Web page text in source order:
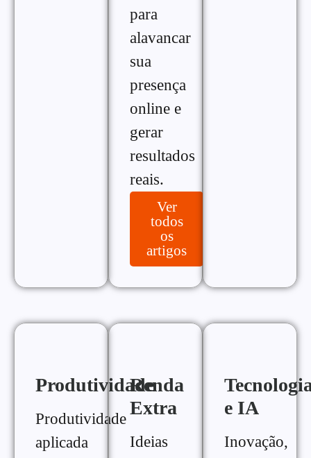
para
alavancar
sua
presença
online e
gerar
resultados
reais.
Ver
todos
os
artigos
Produtividade
Produtividade
aplicada
Renda
Extra
Ideias
e IA
Inovação,